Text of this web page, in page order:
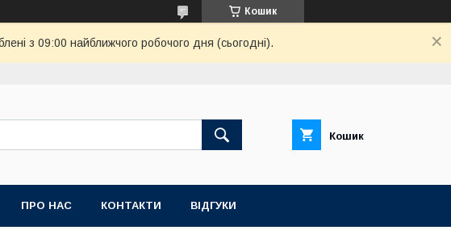
Кошик
з 09:00 найближчого робочого дня (сьогодні).
Кошик
ПРО НАС КОНТАКТИ ВІДГУКИ